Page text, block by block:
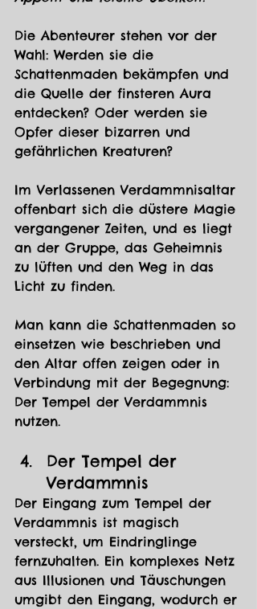
Die Abenteurer stehen vor der
Wahl: Werden sie die
Schattenmaden bekämpfen und
die Quelle der finsteren Aura
entdecken? Oder werden sie
Opfer dieser bizarren und
gefährlichen Kreaturen?
Im Verlassenen Verdammnisaltar
offenbart sich die düstere Magie
vergangener Zeiten, und es liegt
an der Gruppe, das Geheimnis
zu lüften und den Weg in das
Licht zu finden.
Man kann die Schattenmaden so
einsetzen wie beschrieben und
den Altar offen zeigen oder in
Verbindung mit der Begegnung:
Der Tempel der Verdammnis
nutzen.
Der Tempel der
Verdammnis
Der Eingang zum Tempel der
Verdammnis ist magisch
versteckt, um Eindringlinge
fernzuhalten. Ein komplexes Netz
aus Illusionen und Täuschungen
umgibt den Eingang, wodurch er